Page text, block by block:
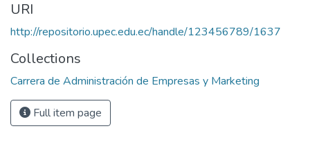
URI
http://repositorio.upec.edu.ec/handle/123456789/1637
Collections
Carrera de Administración de Empresas y Marketing
Full item page